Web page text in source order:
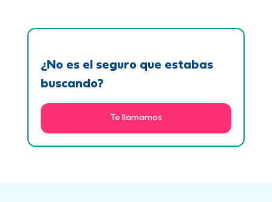
¿No es el seguro que estabas
buscando?
Te llamamos